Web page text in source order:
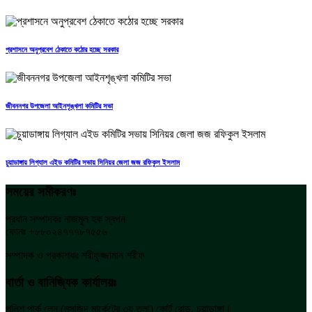
প্রশাসনে অনুপ্রবেশ ঠেকাতে কঠোর হচ্ছে সরকার
জীবননগর উপজেলা আইনশৃঙ্খলা কমিটির সভা
চুয়াডাঙ্গায় লিগ্যাল এইড কমিটির সভায় সিনিয়র জেলা জজ রফিকুল ইসলাম
সময়ের সমীকরণঃ
প্রধান সম্পাদকঃ নাজমুল হক স্বপন
ফোনঃ +৮৮০২৪৭৭৭৮৭৫৫৬
সম্পাদক ও প্রকাশকঃ শরীফুজ্জামান শরীফ
বার্তা ও বানিজ্যিক কার্যালয়ঃ
পুলিশ পার্ক লেন (মসজিদ মার্কেটের ৩য় তলা) কোর্ট রোড, চুয়াডাঙ্গা।